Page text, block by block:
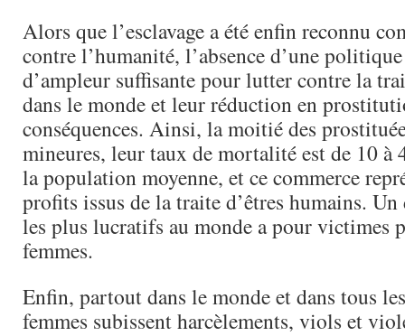
Alors que l’esclavage a été enfin reconnu
contre l’humanité, l’absence d’une
d’ampleur suffisante pour lutter contre la
dans le monde et leur réduction en
conséquences. Ainsi, la moitié des
mineures, leur taux de mortalité est de 10 à
la population moyenne, et ce commerce
profits issus de la traite d’êtres humains.
les plus lucratifs au monde a pour victimes
femmes.
Enfin, partout dans le monde et dans tous
femmes subissent harcèlements, viols et